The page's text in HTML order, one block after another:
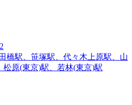
橋駅、笹塚駅、代々木上原駅、山
原(東京)駅、若林(東京)駅